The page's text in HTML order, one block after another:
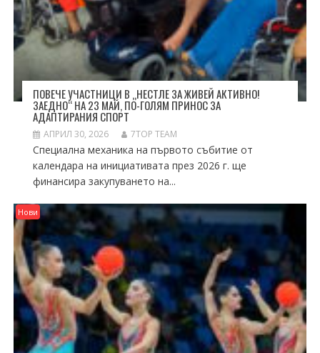
ПОВЕЧЕ УЧАСТНИЦИ В „НЕСТЛЕ ЗА ЖИВЕЙ АКТИВНО!
ЗАЕДНО“ НА 23 МАЙ, ПО-ГОЛЯМ ПРИНОС ЗА
АДАПТИРАНИЯ СПОРТ
АПРИЛ 30, 2026 7TOP TEAM
Специална механика на първото събитие от
календара на инициативата през 2026 г. ще
финансира закупуването на...
Нови